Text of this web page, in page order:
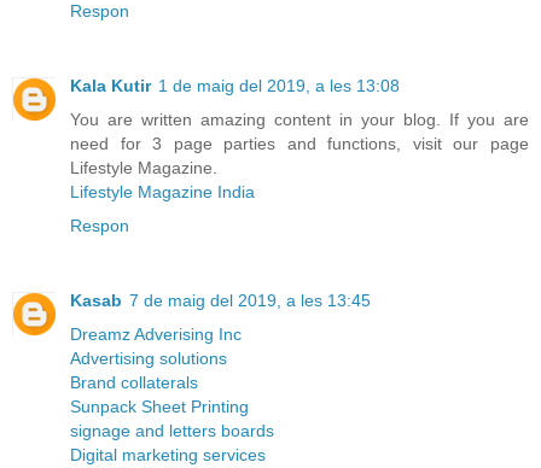
Respon
Kala Kutir 1 de maig del 2019, a les 13:08
You are written amazing content in your blog. If you are
need for 3 page parties and functions, visit our page
Lifestyle Magazine.
Lifestyle Magazine India
Respon
Kasab 7 de maig del 2019, a les 13:45
Dreamz Adverising Inc
Advertising solutions
Brand collaterals
Sunpack Sheet Printing
signage and letters boards
Digital marketing services